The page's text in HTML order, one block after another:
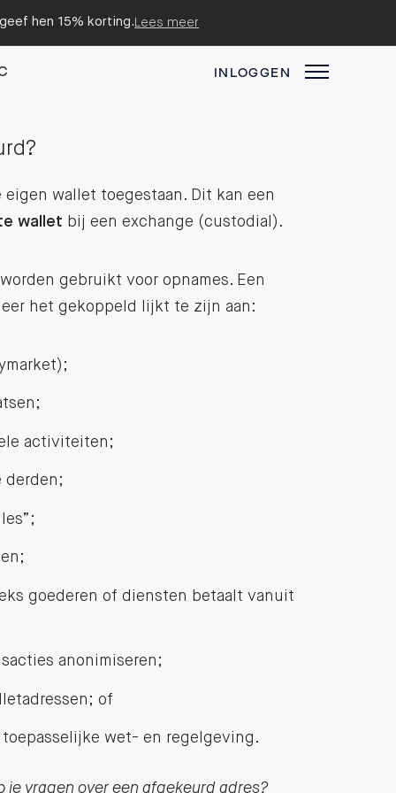
hen 15% korting. Lees meer
INLOGGEN
wallet toegestaan. Dit kan een
wallet bij een exchange (custodial).
gebruikt voor opnames. Een
het gekoppeld lijkt te zijn aan:
activiteiten;
derden;
goederen of diensten betaalt vanuit
anonimiseren;
of
wet- en regelgeving.
je vragen over een afgekeurd adres?